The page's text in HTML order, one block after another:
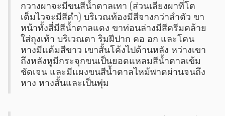
กวางผาจะมีขนสีน้ำตาลเทา (ส่วนเลียงผาที่โต
เต็มไวจะมีสีดำ) บริเวณท้องมีสีจางกว่าลำตัว ขา
หน้าทั้งสี่มีสีน้ำตาลแดง ขาท่อนล่างมีสีครีมคล้าย
ใส่ถุงเท้า บริเวณตา ริมฝีปาก คอ อก และโคน
หางมีแต้มสีขาว เขาสั้นโค้งไปด้านหลัง หว่างเขา
ถึงหลังหูมีกระจุกขนเป็นยอดแหลมสีน้ำตาลเข้ม
ชัดเจน และมีแผงขนสีน้ำตาลไหม้พาดผ่านจนถึง
หาง หางสั้นและเป็นพุ่ม